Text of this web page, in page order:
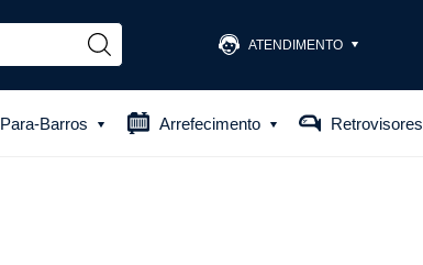
ATENDIMENTO
(48) 3301-1575
Para-Barros Arrefecimento Retrovisores